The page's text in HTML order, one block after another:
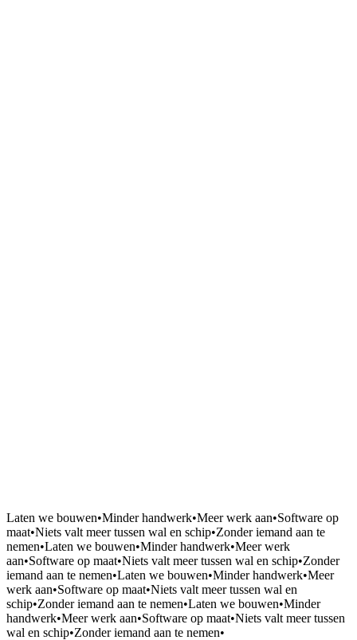
Laten we bouwen•Minder handwerk•Meer werk aan•Software op
maat•Niets valt meer tussen wal en schip•Zonder iemand aan te
nemen•Laten we bouwen•Minder handwerk•Meer werk
aan•Software op maat•Niets valt meer tussen wal en schip•Zonder
iemand aan te nemen•Laten we bouwen•Minder handwerk•Meer
werk aan•Software op maat•Niets valt meer tussen wal en
schip•Zonder iemand aan te nemen•Laten we bouwen•Minder
handwerk•Meer werk aan•Software op maat•Niets valt meer tussen
wal en schip•Zonder iemand aan te nemen•